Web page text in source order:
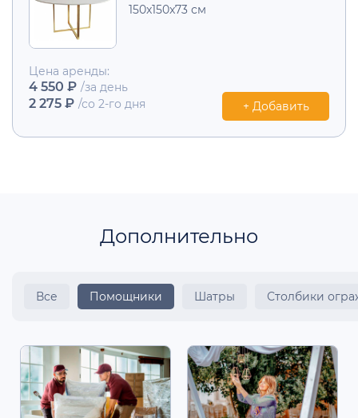
150x150x73 см
Цена аренды:
4 550 ₽ /за день
2 275 ₽ /со 2-го дня + Добавить
Дополнительно
Все Помощники Шатры Столбики